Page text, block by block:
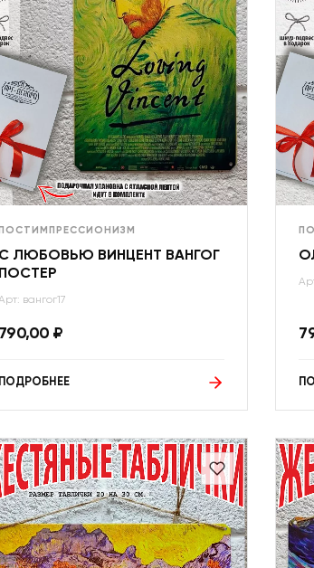
ПОСТИМПРЕССИОНИЗМ
С ЛЮБОВЬЮ ВИНЦЕНТ ВАНГОГ
ПОСТЕР
вангог17
790,00 ₽
ПОДРОБНЕЕ